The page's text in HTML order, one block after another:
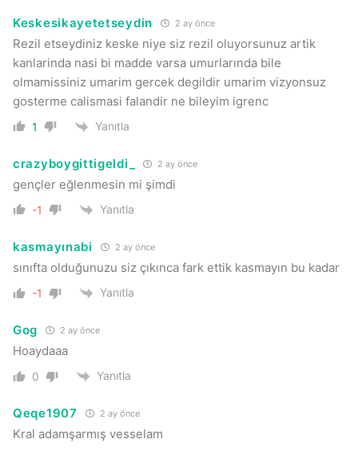
Keskesikayetetseydin 2 ay önce
Rezil etseydiniz keske niye siz rezil oluyorsunuz artik
kanlarinda nasi bi madde varsa umurlarında bile
olmamissiniz umarim gercek degildir umarim vizyonsuz
gosterme calismasi falandir ne bileyim igrenc
1 Yanıtla
crazyboygittigeldi_ 2 ay önce
gençler eğlenmesin mi şimdi
-1 Yanıtla
kasmayınabi 2 ay önce
sınıfta olduğunuzu siz çıkınca fark ettik kasmayın bu kadar
-1 Yanıtla
Gog 2 ay önce
Hoaydaaa
0 Yanıtla
Qeqe1907 2 ay önce
Kral adamşarmış vesselam